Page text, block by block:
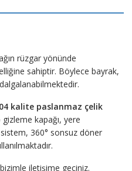
rüzgar yönünde
sahiptir. Böylece bayrak,
kalite paslanmaz çelik
kapağı, yere
360° sonsuz döner
iletişime geçiniz.